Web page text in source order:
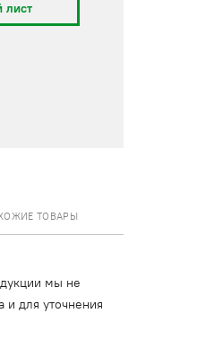
лист
ТОВАРЫ
мы не
и для уточнения